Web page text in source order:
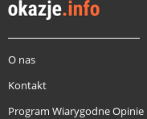
O nas
Kontakt
Program Wiarygodne Opinie